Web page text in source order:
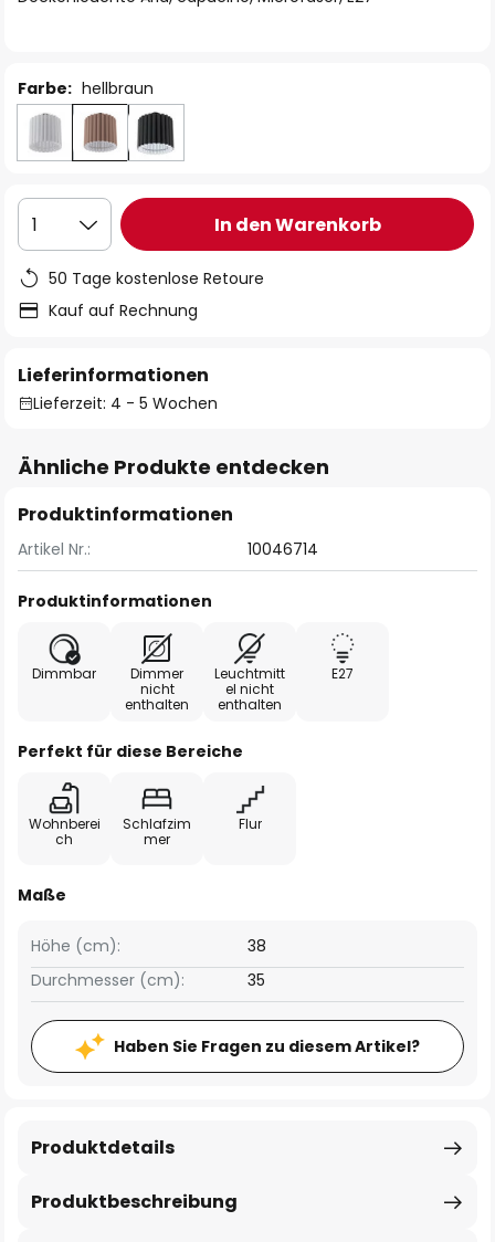
Farbe: hellbraun
1 In den Warenkorb
50 Tage kostenlose Retoure
Kauf auf Rechnung
Lieferinformationen
Lieferzeit: 4 - 5 Wochen
Ähnliche Produkte entdecken
Produktinformationen
Artikel Nr.: 10046714
Produktinformationen
Dimmbar
Dimmer
nicht
enthalten
Leuchtmitt
el nicht
enthalten
E27
Perfekt für diese Bereiche
Wohnberei
ch
Schlafzim
mer
Flur
Maße
Höhe (cm):
38
Durchmesser (cm):
35
Haben Sie Fragen zu diesem Artikel?
Produktbeschreibung
Produktdetails